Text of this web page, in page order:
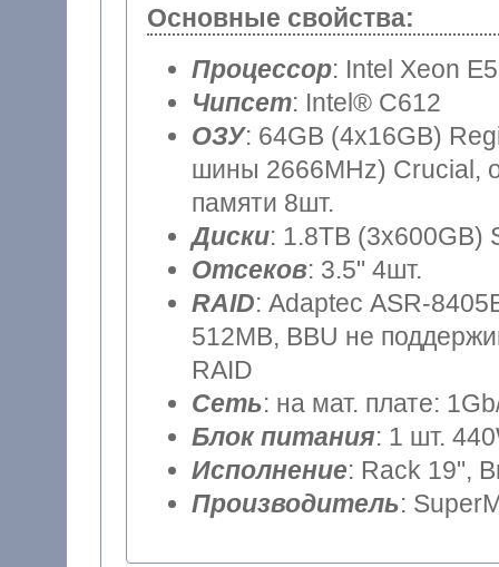
Основные свойства:
Процессор: Intel Xeon
Чипсет: Intel® C612
ОЗУ: 64GB (4x16GB)
шины 2666MHz) Crucial,
памяти 8шт.
Диски: 1.8TB (3x600GB)
Отсеков: 3.5" 4шт.
RAID: Adaptec ASR-
512MB, BBU не
RAID
Сеть: на мат. плате:
Блок питания: 1 шт.
Исполнение: Rack 19",
Производитель: